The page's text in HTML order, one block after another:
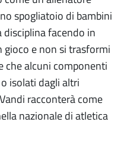
spogliatoio di bambini
disciplina facendo in
e non si trasformi
che alcuni componenti
isolati dagli altri
racconterà come
nazionale di atletica